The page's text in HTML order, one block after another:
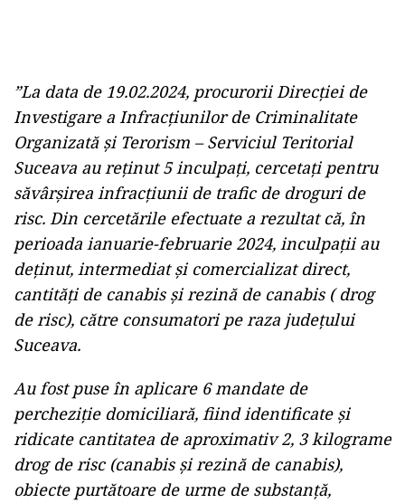
”La data de 19.02.2024, procurorii Direcției de
Investigare a Infracțiunilor de Criminalitate
Organizată și Terorism – Serviciul Teritorial
Suceava au reținut 5 inculpați, cercetați pentru
săvârșirea infracțiunii de trafic de droguri de
risc. Din cercetările efectuate a rezultat că, în
perioada ianuarie-februarie 2024, inculpații au
deținut, intermediat și comercializat direct,
cantități de canabis și rezină de canabis ( drog
de risc), către consumatori pe raza județului
Suceava.
Au fost puse în aplicare 6 mandate de
percheziție domiciliară, fiind identificate și
ridicate cantitatea de aproximativ 2, 3 kilograme
drog de risc (canabis și rezină de canabis),
obiecte purtătoare de urme de substanță,